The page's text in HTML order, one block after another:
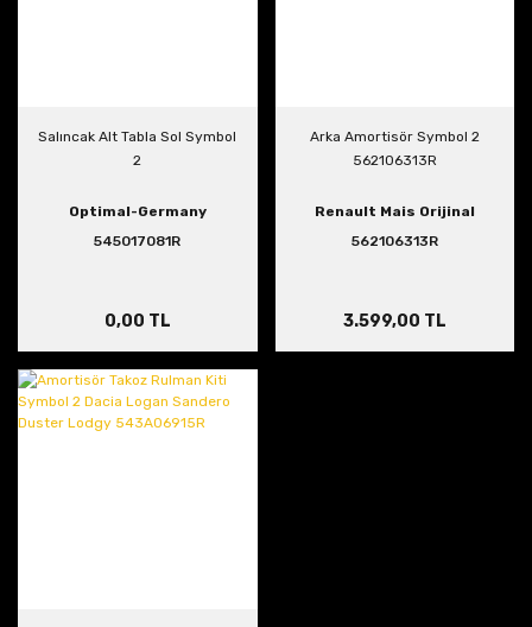
Salıncak Alt Tabla Sol Symbol
2
Optimal-Germany
545017081R
0,00 TL
Arka Amortisör Symbol 2
562106313R
Renault Mais Orijinal
562106313R
3.599,00 TL